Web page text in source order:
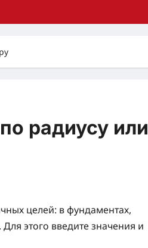
радиусу или
целей: в фундаментах,
этого введите значения и